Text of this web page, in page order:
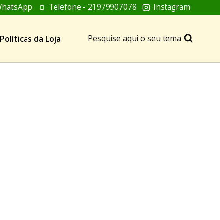
Telefone - 21979907078 Instagram
Políticas da Loja Pesquise aqui o seu tema